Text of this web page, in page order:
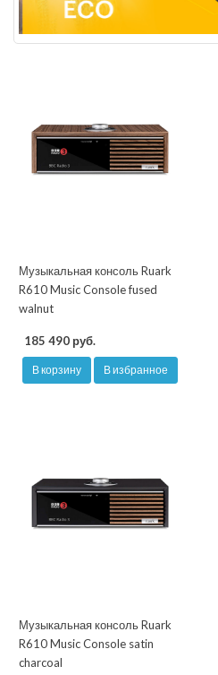
Музыкальная консоль Ruark
R610 Music Console fused
walnut
185 490 руб.
В корзину В избранное
Музыкальная консоль Ruark
R610 Music Console satin
charcoal